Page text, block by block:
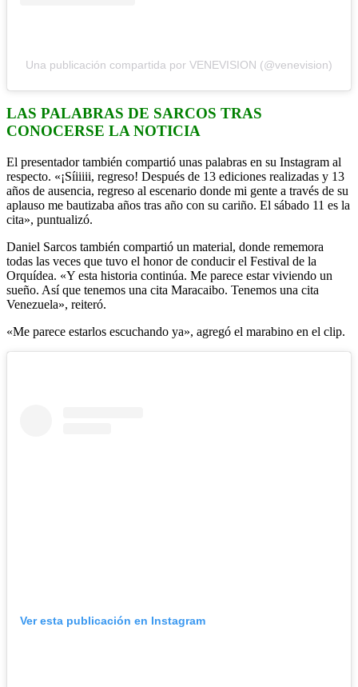
Una publicación compartida por VENEVISION (@venevision)
LAS PALABRAS DE SARCOS TRAS
CONOCERSE LA NOTICIA
El presentador también compartió unas palabras en su Instagram al
respecto. «¡Síiiiii, regreso! Después de 13 ediciones realizadas y 13
años de ausencia, regreso al escenario donde mi gente a través de su
aplauso me bautizaba años tras año con su cariño. El sábado 11 es la
cita», puntualizó.
Daniel Sarcos también compartió un material, donde rememora
todas las veces que tuvo el honor de conducir el Festival de la
Orquídea. «Y esta historia continúa. Me parece estar viviendo un
sueño. Así que tenemos una cita Maracaibo. Tenemos una cita
Venezuela», reiteró.
«Me parece estarlos escuchando ya», agregó el marabino en el clip.
Ver esta publicación en Instagram